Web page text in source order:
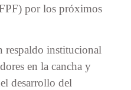
por los próximos
respaldo institucional
en la cancha y
desarrollo del